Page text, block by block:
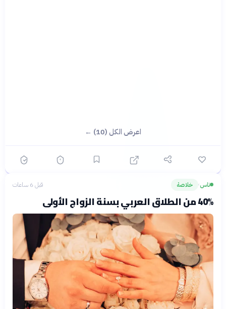
اعرض الكل (10) ←
ناس› خلاصة قبل 6 ساعات
40% من الطلاق العربي بسنة الزواج الأولى